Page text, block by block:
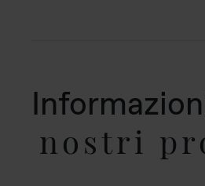
nostri